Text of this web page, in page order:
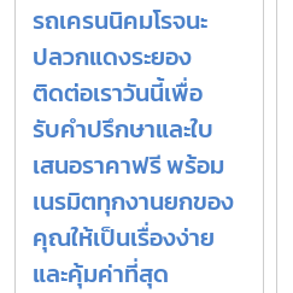
รถเครนนิคมโรจนะ
ปลวกแดงระยอง
ติดต่อเราวันนี้เพื่อ
รับคำปรึกษาและใบ
เสนอราคาฟรี พร้อม
เนรมิตทุกงานยกของ
คุณให้เป็นเรื่องง่าย
และคุ้มค่าที่สุด